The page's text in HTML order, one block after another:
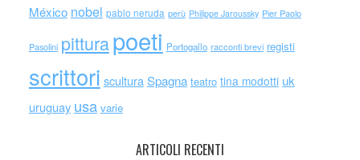
México nobel pablo neruda perù Philippe Jaroussky Pier Paolo
Pasolini pitturapoeti Portogallo racconti brevi registi
scrittori scultura Spagna teatro tina modotti uk
uruguay usa varie
ARTICOLI RECENTI